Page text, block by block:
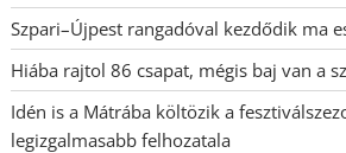
Szpari–Újpest rangadóval kezdődik ma
Hiába rajtol 86 csapat, mégis baj van a
Idén is a Mátrába költözik a
legizgalmasabb felhozatala